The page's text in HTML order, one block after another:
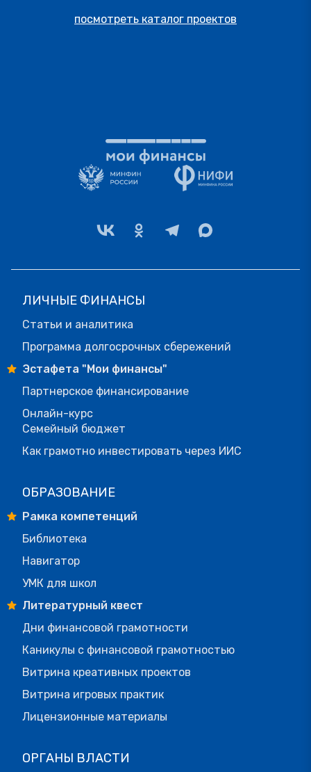
посмотреть каталог проектов
ЛИЧНЫЕ ФИНАНСЫ
Статьи и аналитика
Программа долгосрочных сбережений
Эстафета "Мои финансы"
Партнерское финансирование
Онлайн-курс
Семейный бюджет
Как грамотно инвестировать через ИИС
ОБРАЗОВАНИЕ
Рамка компетенций
Библиотека
Навигатор
УМК для школ
Литературный квест
Дни финансовой грамотности
Каникулы с финансовой грамотностью
Витрина креативных проектов
Витрина игровых практик
Лицензионные материалы
ОРГАНЫ ВЛАСТИ